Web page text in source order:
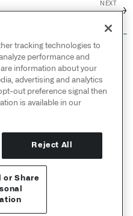
NEXT
→
Inc. All rights
Information
tracking technologies to
performance and
information about your
advertising and analytics
out preference signal then
is available in our
Reject All
or Share